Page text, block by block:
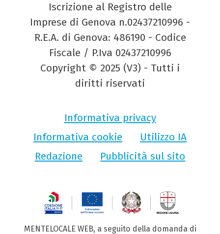
Iscrizione al Registro delle
Imprese di Genova n.02437210996 -
R.E.A. di Genova: 486190 - Codice
Fiscale / P.Iva 02437210996
Copyright © 2025 (V3) - Tutti i
diritti riservati
Informativa privacy
Informativa cookie
Utilizzo IA
Redazione
Pubblicità sul sito
MENTELOCALE WEB, a seguito della domanda di